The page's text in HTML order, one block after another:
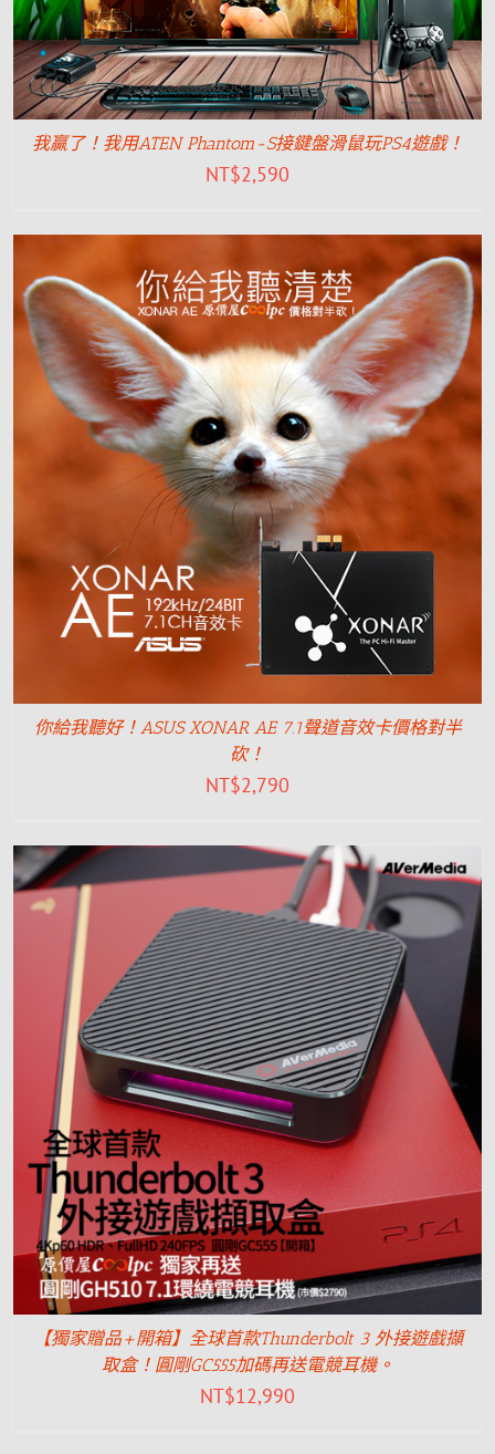
我贏了！我用ATEN Phantom-S接鍵盤滑鼠玩PS4遊戲！
NT$2,590
你給我聽好！ASUS XONAR AE 7.1聲道音效卡價格對半
砍！
NT$2,790
【獨家贈品+開箱】全球首款Thunderbolt 3 外接遊戲擷
取盒！圓剛GC555加碼再送電競耳機。
NT$12,990